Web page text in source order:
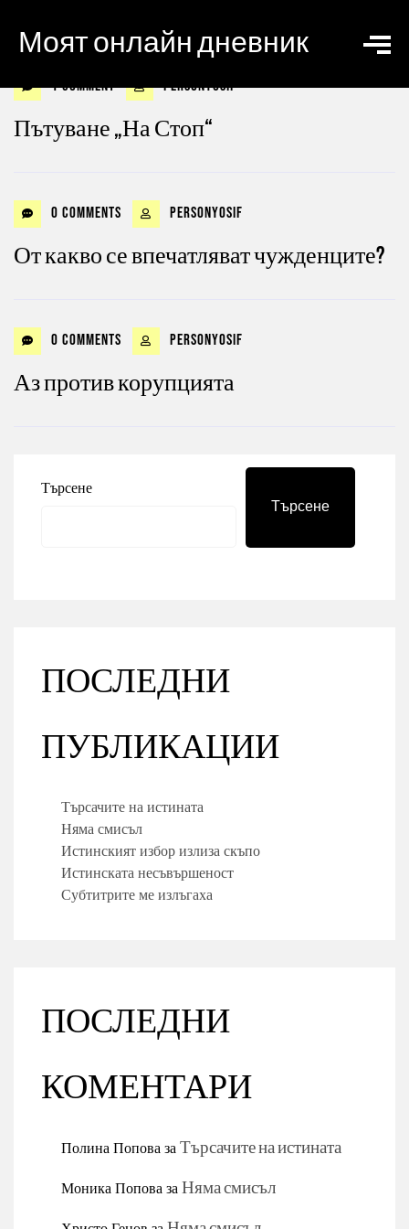
Моят онлайн дневник
1 Comment personyosif
Пътуване „На Стоп“
0 Comments personyosif
От какво се впечатляват чужденците?
0 Comments personyosif
Аз против корупцията
Търсене
Търсене
ПОСЛЕДНИ
ПУБЛИКАЦИИ
Търсачите на истината
Няма смисъл
Истинският избор излиза скъпо
Истинската несъвършеност
Субтитрите ме излъгаха
ПОСЛЕДНИ
КОМЕНТАРИ
Полина ПоповазаТърсачите на истината
Моника ПоповазаНяма смисъл